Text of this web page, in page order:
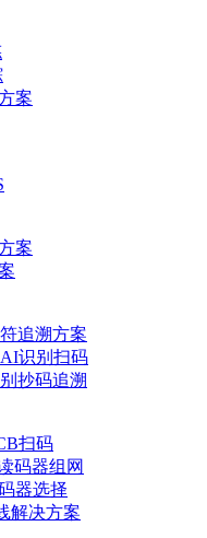
案
案
追溯方案
识别扫码
抄码追溯
扫码
码器组网
器选择
解决方案